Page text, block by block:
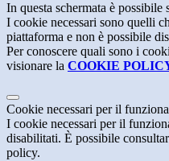
In questa schermata è
I cookie necessari sono quelli
piattaforma e non è possibile
Per conoscere quali sono i
visionare la COOKIE
Cookie necessari per il
I cookie necessari per il
disabilitati. È possibile
policy.